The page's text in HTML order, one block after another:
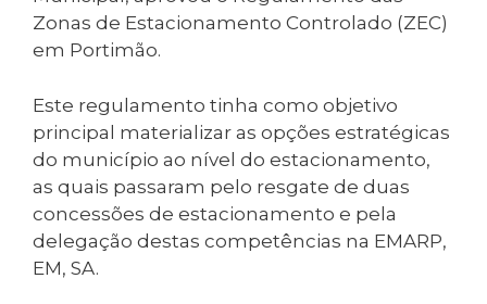
Zonas de Estacionamento Controlado (ZEC)
em Portimão.
Este regulamento tinha como objetivo
principal materializar as opções estratégicas
do município ao nível do estacionamento,
as quais passaram pelo resgate de duas
concessões de estacionamento e pela
delegação destas competências na EMARP,
EM, SA.